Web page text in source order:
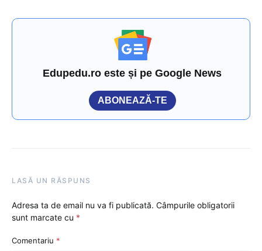
Edupedu.ro este și pe Google News
ABONEAZĂ-TE
LASĂ UN RĂSPUNS
Adresa ta de email nu va fi publicată. Câmpurile obligatorii
sunt marcate cu *
Comentariu *